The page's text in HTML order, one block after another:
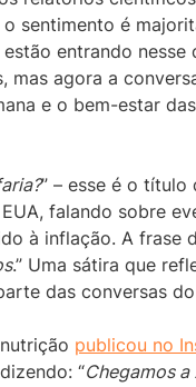
sentimento é
entrando nesse
mas agora a
e o bem-estar
” – esse é o título
falando sobre
à inflação. A frase
.” Uma sátira que
das conversas
publicou no
“Chegamos